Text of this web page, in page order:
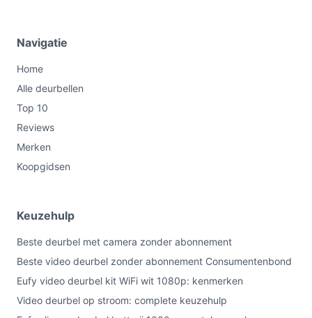
Navigatie
Home
Alle deurbellen
Top 10
Reviews
Merken
Koopgidsen
Keuzehulp
Beste deurbel met camera zonder abonnement
Beste video deurbel zonder abonnement Consumentenbond
Eufy video deurbel kit WiFi wit 1080p: kenmerken
Video deurbel op stroom: complete keuzehulp